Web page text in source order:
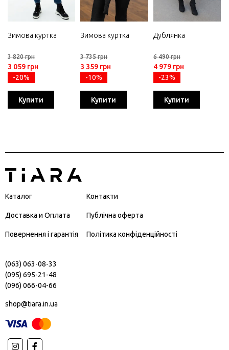
Зимова куртка
3 820 грн
3 059 грн
-20%
Купити
Зимова куртка
3 735 грн
3 359 грн
-10%
Купити
Дублянка
6 490 грн
4 979 грн
-23%
Купити
Каталог
Доставка и Оплата
Повернення і гарантія
Контакти
Публічна оферта
Політика конфіденційності
(063) 063-08-33
(095) 695-21-48
(096) 066-04-66
shop@tiara.in.ua